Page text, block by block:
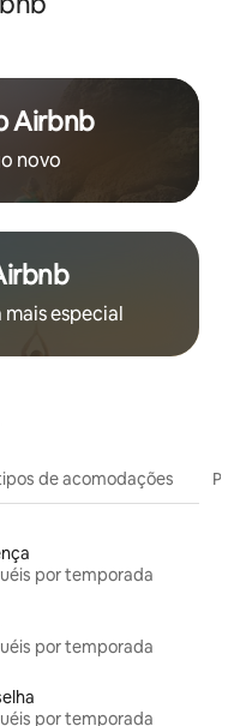
Airbnb
novo
especial
de acomodações
por temporada
por temporada
por temporada